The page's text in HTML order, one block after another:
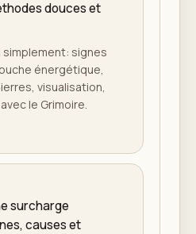
douces et
signes
énergétique,
visualisation,
le Grimoire.
surcharge
causes et